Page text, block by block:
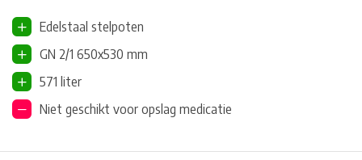
Edelstaal stelpoten
GN 2/1 650x530 mm
571 liter
Niet geschikt voor opslag medicatie